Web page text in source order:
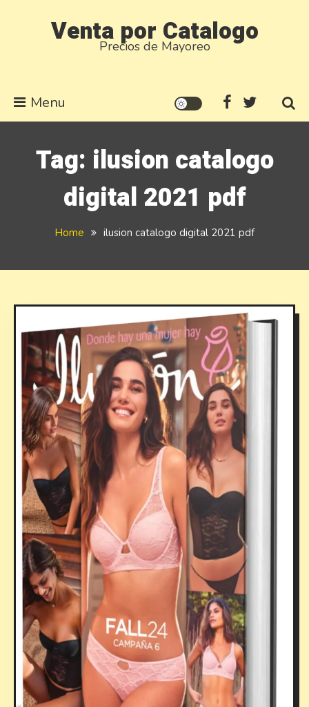
Venta por Catalogo
Precios de Mayoreo
Menu
Tag: ilusion catalogo
digital 2021 pdf
Home ilusion catalogo digital 2021 pdf